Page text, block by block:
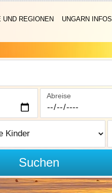
UND REGIONEN
UNGARN INFOS
Abreise
Suchen